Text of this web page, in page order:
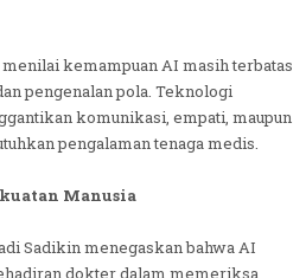
kemampuan AI masih terbatas
pengenalan pola. Teknologi
komunikasi, empati, maupun
pengalaman tenaga medis.
Manusia
Sadikin menegaskan bahwa AI
dokter dalam memeriksa